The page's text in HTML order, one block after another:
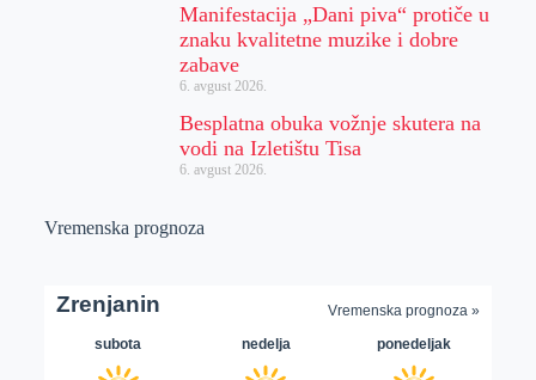
Manifestacija „Dani piva“ protiče u
znaku kvalitetne muzike i dobre
zabave
6. avgust 2026.
Besplatna obuka vožnje skutera na
vodi na Izletištu Tisa
6. avgust 2026.
Vremenska prognoza